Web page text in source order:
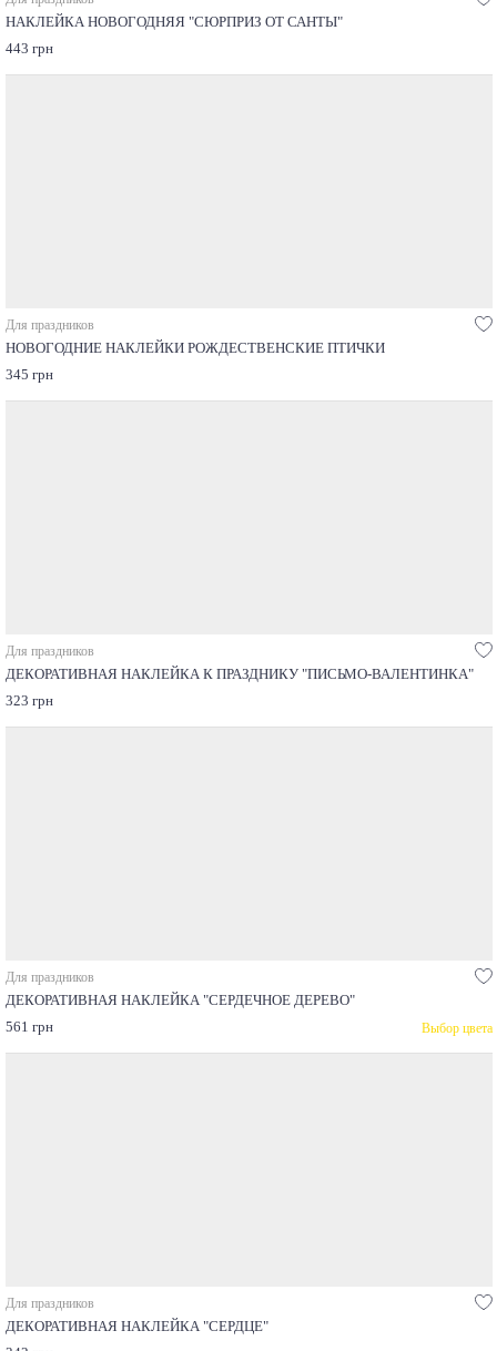
НАКЛЕЙКА НОВОГОДНЯЯ "СЮРПРИЗ ОТ САНТЫ"
443 грн
Для праздников
НОВОГОДНИЕ НАКЛЕЙКИ РОЖДЕСТВЕНСКИЕ ПТИЧКИ
345 грн
Для праздников
ДЕКОРАТИВНАЯ НАКЛЕЙКА К ПРАЗДНИКУ "ПИСЬМО-ВАЛЕНТИНКА"
323 грн
Для праздников
ДЕКОРАТИВНАЯ НАКЛЕЙКА "СЕРДЕЧНОЕ ДЕРЕВО"
561 грн
Выбор цвета
Для праздников
ДЕКОРАТИВНАЯ НАКЛЕЙКА "СЕРДЦЕ"